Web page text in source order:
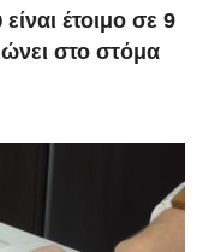
έτοιμο σε 9
στο στόμα